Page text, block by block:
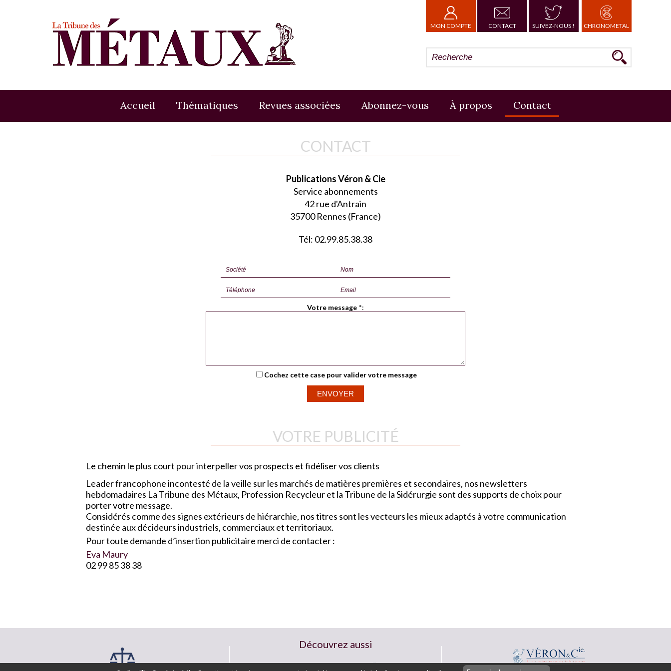
MON COMPTE CONTACT SUIVEZ-NOUS ! CHRONOMETAL
Accueil Thématiques Revues associées Abonnez-vous À propos Contact
CONTACT
Publications Véron & Cie
Service abonnements
42 rue d'Antrain
35700 Rennes (France)
Tél: 02.99.85.38.38
Votre message *:
Cochez cette case pour valider votre message
VOTRE PUBLICITÉ
Le chemin le plus court pour interpeller vos prospects et fidéliser vos clients
Leader francophone incontesté de la veille sur les marchés de matières premières et secondaires, nos newsletters
hebdomadaires La Tribune des Métaux, Profession Recycleur et la Tribune de la Sidérurgie sont des supports de choix pour
porter votre message.
Considérés comme des signes extérieurs de hiérarchie, nos titres sont les vecteurs les mieux adaptés à votre communication
destinée aux décideurs industriels, commerciaux et territoriaux.
Pour toute demande d’insertion publicitaire merci de contacter :
Eva Maury
02 99 85 38 38
Découvrez aussi